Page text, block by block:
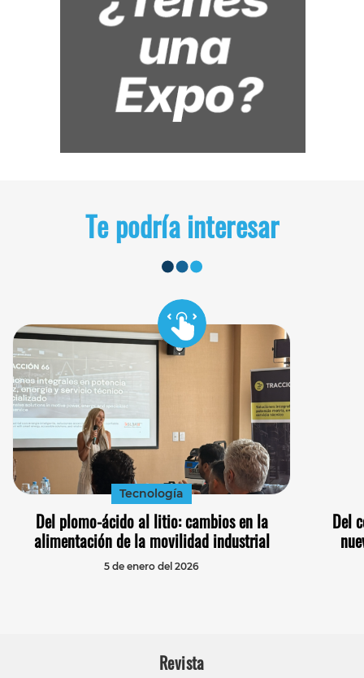
Te podría interesar
Tecnología
Del plomo-ácido al litio: cambios en la
alimentación de la movilidad industrial
5 de enero del 2026
Del
Revista